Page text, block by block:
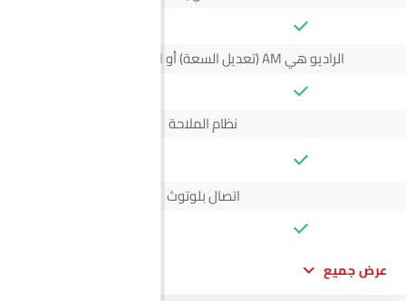
الراديو هي AM (تعديل السعة) أو FM (تضمين التردد)،
نظام الملاحة
اتصال بلوتوث
عرض جميع